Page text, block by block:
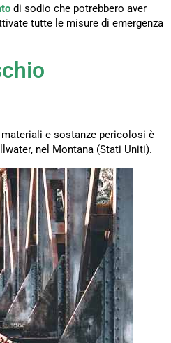
di sodio che potrebbero aver
tutte le misure di emergenza
e sostanze pericolosi è
nel Montana (Stati Uniti).